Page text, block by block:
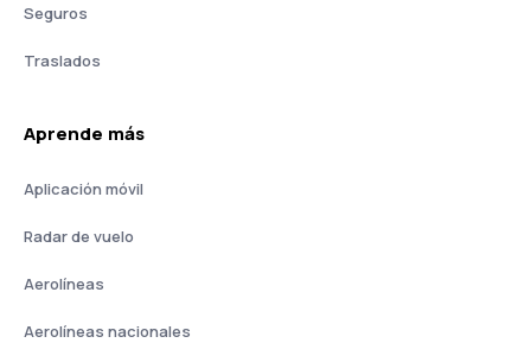
Seguros
Traslados
Aprende más
Aplicación móvil
Radar de vuelo
Aerolíneas
Aerolíneas nacionales